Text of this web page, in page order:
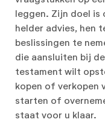
leggen. Zijn doel is
helder advies, hen
beslissingen te
die aansluiten bij
testament wilt
kopen of verkopen
starten of
staat voor u klaar.